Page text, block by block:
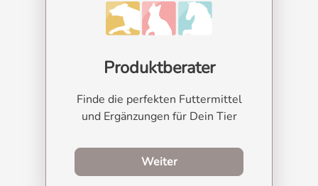
Produktberater
Finde die perfekten Futtermittel
und Ergänzungen für Dein Tier
Weiterzum Produktberater